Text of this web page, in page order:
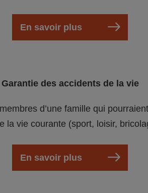
En savoir plus
Garantie des accidents de la vie
d’une famille qui
la vie courante (sport, loisir,
En savoir plus